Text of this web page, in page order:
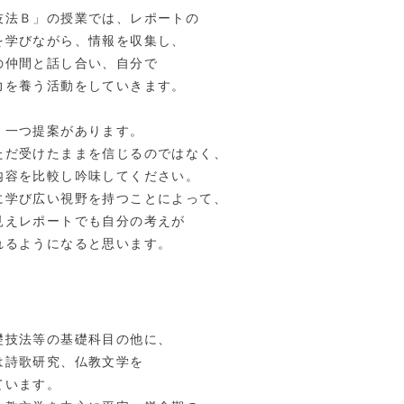
法Ｂ」の授業では、レポートの
びながら、情報を収集し、
仲間と話し合い、自分で
養う活動をしていきます。
つ提案があります。
だ受けたままを信じるのではなく、
を比較し吟味してください。
学び広い視野を持つことによって、
えレポートでも自分の考えが
ようになると思います。
法等の基礎科目の他に、
詩歌研究、仏教文学を
ます。